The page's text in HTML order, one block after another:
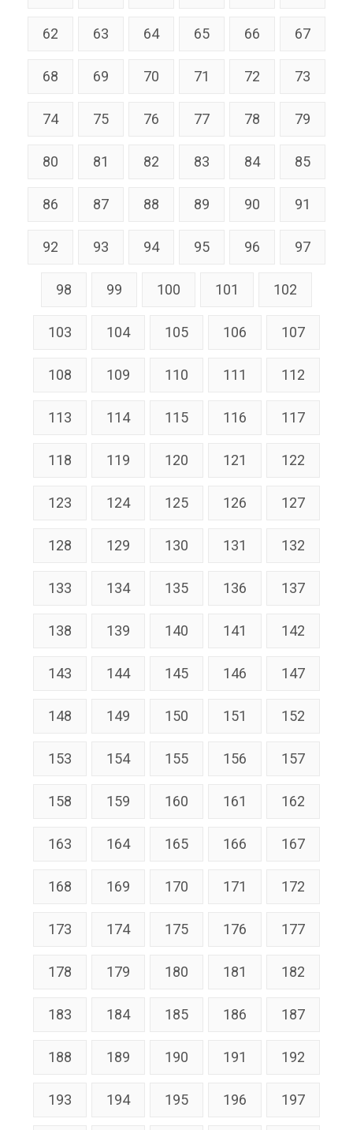
62 63 64 65 66 67
68 69 70 71 72 73
74 75 76 77 78 79
80 81 82 83 84 85
86 87 88 89 90 91
92 93 94 95 96 97
98 99 100 101 102
103 104 105 106 107
108 109 110 111 112
113 114 115 116 117
118 119 120 121 122
123 124 125 126 127
128 129 130 131 132
133 134 135 136 137
138 139 140 141 142
143 144 145 146 147
148 149 150 151 152
153 154 155 156 157
158 159 160 161 162
163 164 165 166 167
168 169 170 171 172
173 174 175 176 177
178 179 180 181 182
183 184 185 186 187
188 189 190 191 192
193 194 195 196 197